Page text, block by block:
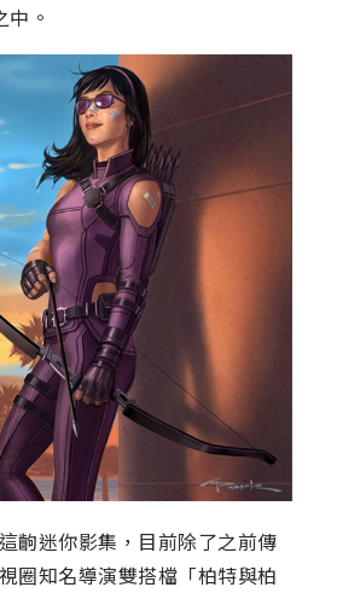
。
齣迷你影集，目前除了之前傳
圈知名導演雙搭檔「柏特與柏